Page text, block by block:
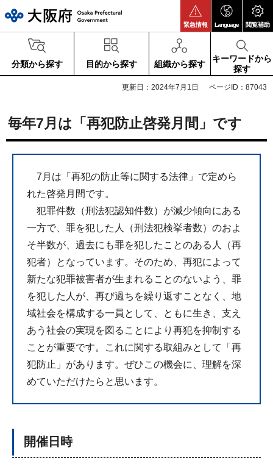
緊急情報 Language 閲覧補助
分類から探す 目的から探す 組織から探す
キーワードから
探す
更新日：2024年7月1日 ページID：87043
毎年7月は「再犯防止啓発月間」です
7月は「再犯の防止等に関する法律」で定めら
れた啓発月間です。
犯罪件数（刑法犯認知件数）が減少傾向にある
一方で、罪を犯した人（刑法犯検挙者数）のおよ
そ半数が、過去にも罪を犯したことのある人（再
犯者）となっています。そのため、再犯によって
新たな犯罪被害者が生まれることのないよう、罪
を犯した人が、再び過ちを繰り返すことなく、地
域社会を構成する一員として、ともに生き、支え
あう社会の実現を図ることにより再犯を抑制する
ことが重要です。これに関する取組みとして「再
犯防止」があります。ぜひこの機会に、理解を深
めていただけたらと思います。
開催日時